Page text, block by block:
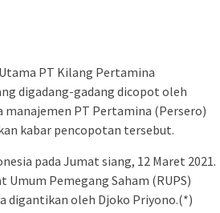
PT Kilang Pertamina
digadang-gadang dicopot oleh
manajemen PT Pertamina (Persero)
kabar pencopotan tersebut.
pada Jumat siang, 12 Maret 2021.
Pemegang Saham (RUPS)
digantikan oleh Djoko Priyono.(*)